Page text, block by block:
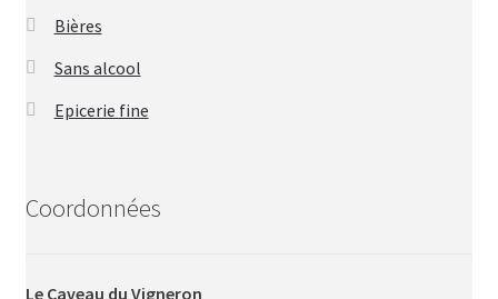
Bières
Sans alcool
Epicerie fine
Coordonnées
Le Caveau du Vigneron